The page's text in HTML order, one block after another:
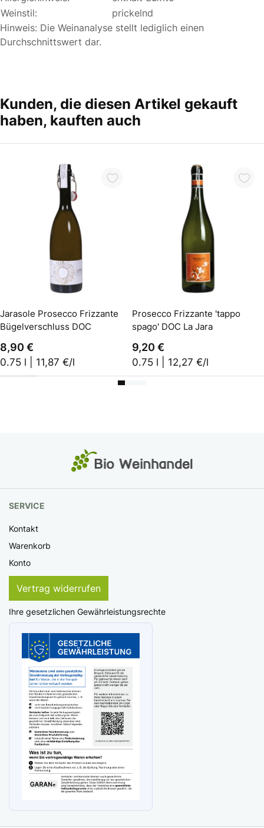
Weinstil:
prickelnd
Hinweis: Die Weinanalyse stellt lediglich einen
Durchschnittswert dar.
Kunden, die diesen Artikel gekauft
haben, kauften auch
In den Warenkorb
Jarasole Prosecco Frizzante
Bügelverschluss DOC
8,90 €
0.75 l | 11,87 €/l
In den Warenkorb
Prosecco Frizzante 'tappo
spago' DOC La Jara
9,20 €
0.75 l | 12,27 €/l
SERVICE
Kontakt
Warenkorb
Konto
Vertrag widerrufen
Ihre gesetzlichen Gewährleistungsrechte